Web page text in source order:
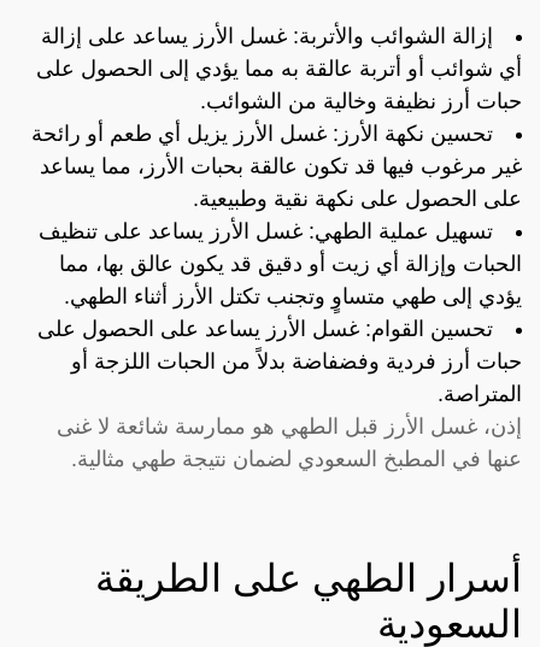
إزالة الشوائب والأتربة: غسل الأرز يساعد على إزالة
أي شوائب أو أتربة عالقة به مما يؤدي إلى الحصول على
حبات أرز نظيفة وخالية من الشوائب.
تحسين نكهة الأرز: غسل الأرز يزيل أي طعم أو رائحة
غير مرغوب فيها قد تكون عالقة بحبات الأرز، مما يساعد
على الحصول على نكهة نقية وطبيعية.
تسهيل عملية الطهي: غسل الأرز يساعد على تنظيف
الحبات وإزالة أي زيت أو دقيق قد يكون عالق بها، مما
يؤدي إلى طهي متساوٍ وتجنب تكتل الأرز أثناء الطهي.
تحسين القوام: غسل الأرز يساعد على الحصول على
حبات أرز فردية وفضفاضة بدلاً من الحبات اللزجة أو
المتراصة.
إذن، غسل الأرز قبل الطهي هو ممارسة شائعة لا غنى
عنها في المطبخ السعودي لضمان نتيجة طهي مثالية.
أسرار الطهي على الطريقة
السعودية